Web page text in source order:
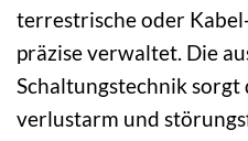
terrestrische oder
präzise verwaltet. Die
Schaltungstechnik sorgt
verlustarm und